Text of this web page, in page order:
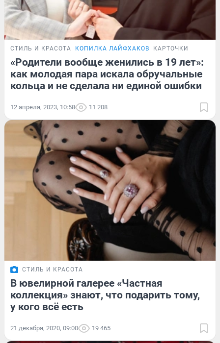
СТИЛЬ И КРАСОТА КОПИЛКА ЛАЙФХАКОВ КАРТОЧКИ
«Родители вообще женились в 19 лет»:
как молодая пара искала обручальные
кольца и не сделала ни единой ошибки
12 апреля, 2023, 10:58 11 208
СТИЛЬ И КРАСОТА
В ювелирной галерее «Частная
коллекция» знают, что подарить тому,
у кого всё есть
21 декабря, 2020, 09:00 19 465